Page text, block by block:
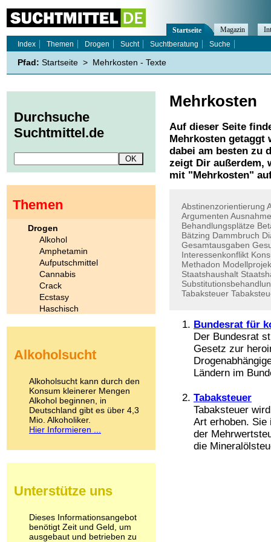
Mehrkosten
Auf dieser Seite
Mehrkosten getaggt
dabei am besten zu
zeigt Dir außerdem,
mit " Mehrkosten"
Abstinenzorientierung
Argumenten
Behandlungsplätze
Bätzing Dammbruch
Gesamtausgaben
Interessenkonflikt
Methadon
Staatshaushalt
Tabaksteuer
Bundesrat für
Der Bundesrat
Gesetz zur
Ländern im
Tabaksteuer
Tabaksteuer
Art erhoben. Sie
der
die
Startseite Magazin
Index
Themen Drogen Sucht Suchtberatung Suche
Pfad: Startseite > Mehrkosten - Texte
Durchsuche
Suchtmittel.de
Themen
Drogen
Alkohol
Amphetamin
Aufputschmittel
Cannabis
Crack
Ecstasy
Haschisch
Kokain
LSD
Marihuana
Medikamente
Meskalin
Metamphetamin
Methadon
Pilze
Psychopharmaka
Schlafmittel
Schmerzmittel
Alkoholsucht
Alkoholsucht kann durch den
Konsum kleinerer Mengen
Alkohol beginnen, in
Deutschland gibt es über 4,3
Mio. Alkoholiker.
Hier Informieren ...
Unterstütze uns
Dieses Informationsangebot
benötigt Zeit und Geld, um
ausgebaut und betrieben zu